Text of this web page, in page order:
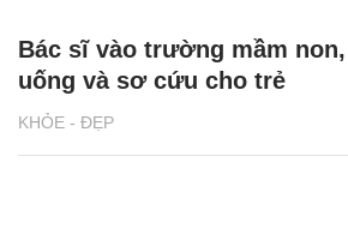
KHỎE - ĐẸP
Bác sĩ vào trường mầm
uống và sơ cứu cho trẻ